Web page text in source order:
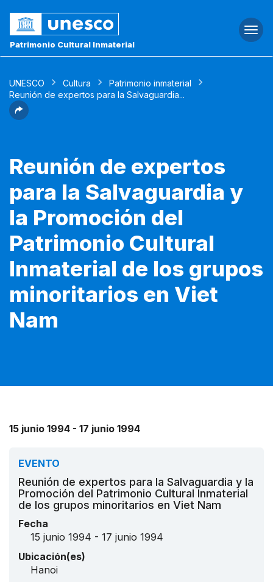
Patrimonio Cultural Inmaterial
UNESCO Cultura
Patrimonio inmaterial
Reunión de expertos para la Salvaguardia...
Reunión de expertos
para la Salvaguardia y
la Promoción del
Patrimonio Cultural
Inmaterial de los grupos
minoritarios en Viet
Nam
15 junio 1994 - 17 junio 1994
EVENTO
Reunión de expertos para la Salvaguardia y la
Promoción del Patrimonio Cultural Inmaterial
de los grupos minoritarios en Viet Nam
Fecha
15 junio 1994 - 17 junio 1994
Ubicación(es)
Hanoi